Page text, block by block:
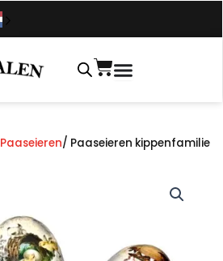
Paaseieren/ Paaseieren kippenfamilie